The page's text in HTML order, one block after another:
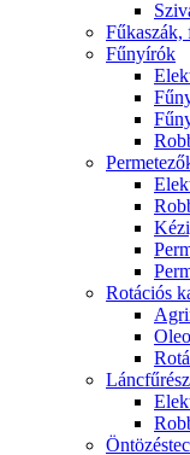
Fűkaszák,
Fűnyírók
Rotációs